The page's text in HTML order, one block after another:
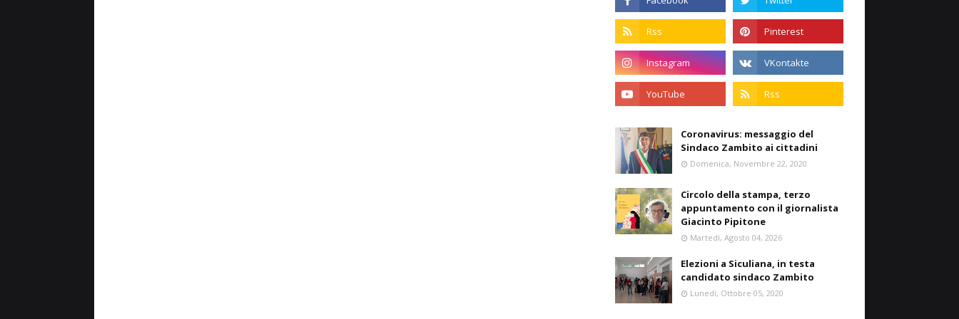
Coronavirus: messaggio del
Sindaco Zambito ai cittadini
Domenica, Novembre 22, 2020
Circolo della stampa, terzo
appuntamento con il giornalista
Giacinto Pipitone
Martedì, Agosto 04, 2026
Elezioni a Siculiana, in testa
candidato sindaco Zambito
Lunedì, Ottobre 05, 2020